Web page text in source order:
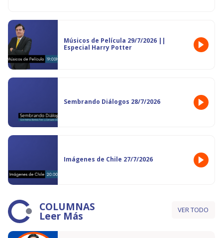
Músicos de Película 29/7/2026 ||
Especial Harry Potter
Sembrando Diálogos 28/7/2026
Imágenes de Chile 27/7/2026
COLUMNAS
Leer Más VER TODO